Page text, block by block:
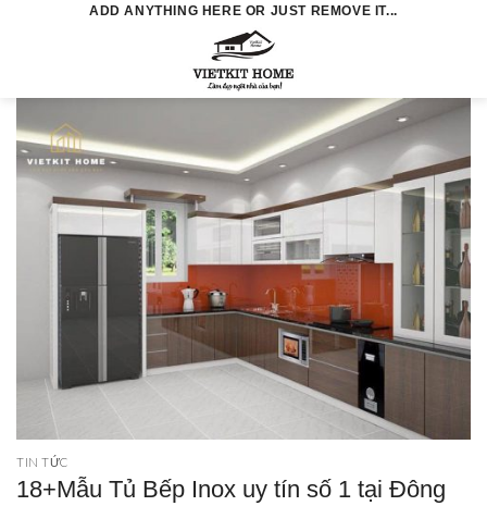
ADD ANYTHING HERE OR JUST REMOVE IT...
TIN TỨC
18+Mẫu Tủ Bếp Inox uy tín số 1 tại Đông